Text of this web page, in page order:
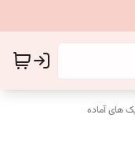
های آماده